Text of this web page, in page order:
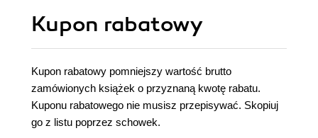
Kupon rabatowy
Kupon rabatowy pomniejszy wartość brutto
zamówionych książek o przyznaną kwotę rabatu.
Kuponu rabatowego nie musisz przepisywać. Skopiuj
go z listu poprzez schowek.